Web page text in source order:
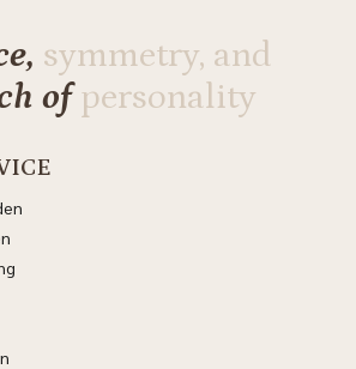
symmetry, and
ofpersonality